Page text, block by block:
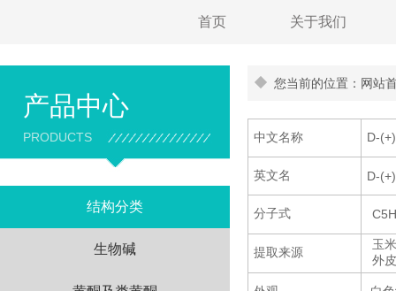
首页 关于我们
产品中心
PRODUCTS
结构分类
生物碱
您当前的位置：网站
中文名称 D-
英文名 D-
分子式
提取来源
玉
外